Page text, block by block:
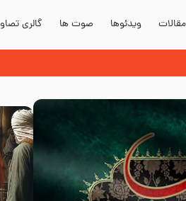
مقالات ویدئوها صوت ها گالری